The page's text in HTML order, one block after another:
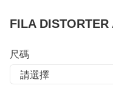
FILA
尺碼